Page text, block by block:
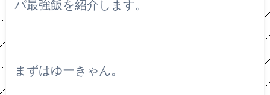
パ最強飯を紹介します。
まずはゆーきゃん。